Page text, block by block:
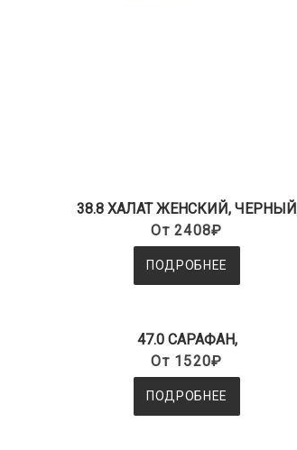
38.8 ХАЛАТ ЖЕНСКИЙ, ЧЕРНЫЙ
От 2408₽
ПОДРОБНЕЕ
47.0 САРАФАН,
От 1520₽
ПОДРОБНЕЕ